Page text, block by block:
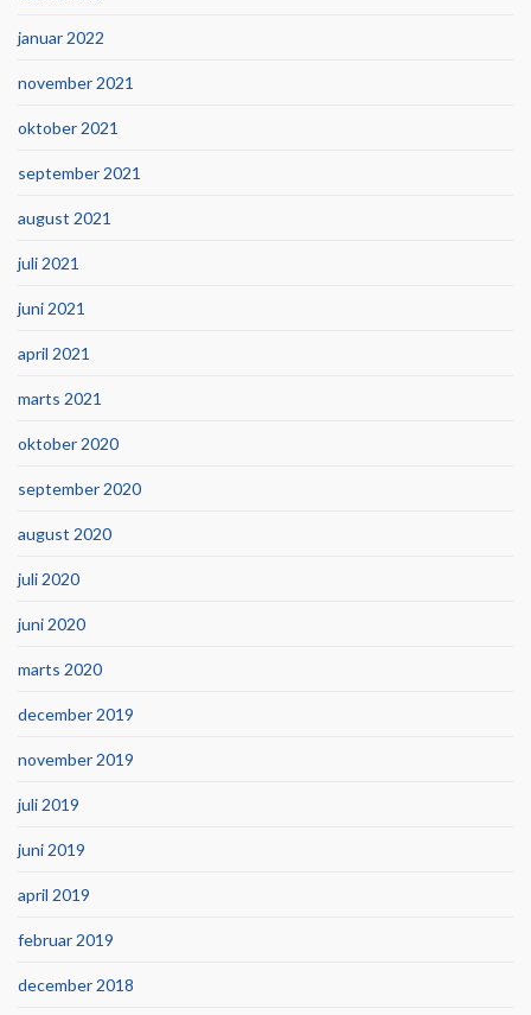
januar 2022
november 2021
oktober 2021
september 2021
august 2021
juli 2021
juni 2021
april 2021
marts 2021
oktober 2020
september 2020
august 2020
juli 2020
juni 2020
marts 2020
december 2019
november 2019
juli 2019
juni 2019
april 2019
februar 2019
december 2018